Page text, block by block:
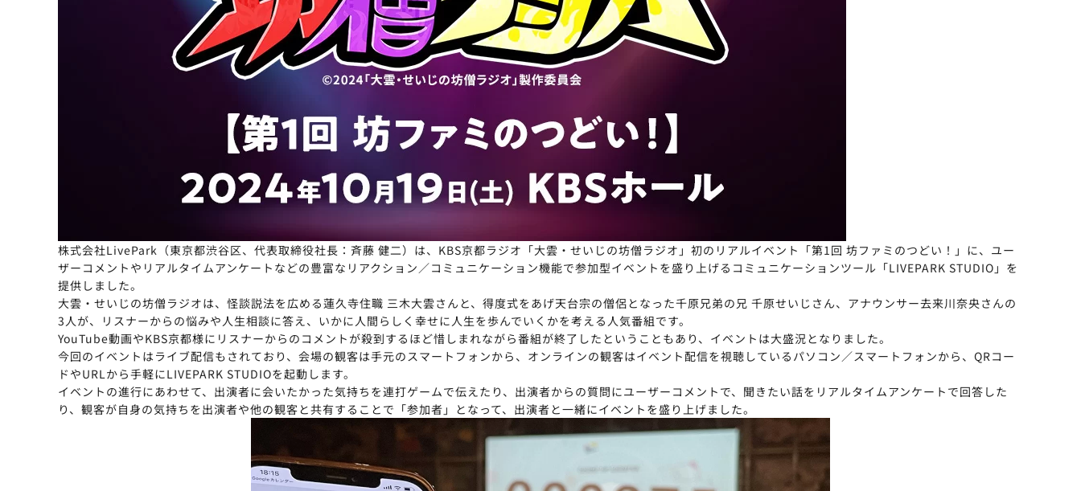
株式会社LivePark（東京都渋谷区、代表取締役社長：斉藤 健二）は、KBS京都ラジオ「大雲・せいじの坊僧ラジオ」初のリアルイベント「第1回 坊ファミのつどい！」に、ユー
ザーコメントやリアルタイムアンケートなどの豊富なリアクション／コミュニケーション機能で参加型イベントを盛り上げるコミュニケーションツール「LIVEPARK STUDIO」を
提供しました。
大雲・せいじの坊僧ラジオは、怪談説法を広める蓮久寺住職 三木大雲さんと、得度式をあげ天台宗の僧侶となった千原兄弟の兄 千原せいじさん、アナウンサー去来川奈央さんの
3人が、リスナーからの悩みや人生相談に答え、いかに人間らしく幸せに人生を歩んでいくかを考える人気番組です。
YouTube動画やKBS京都様にリスナーからのコメントが殺到するほど惜しまれながら番組が終了したということもあり、イベントは大盛況となりました。
今回のイベントはライブ配信もされており、会場の観客は手元のスマートフォンから、オンラインの観客はイベント配信を視聴しているパソコン／スマートフォンから、QRコー
ドやURLから手軽にLIVEPARK STUDIOを起動します。
イベントの進行にあわせて、出演者に会いたかった気持ちを連打ゲームで伝えたり、出演者からの質問にユーザーコメントで、聞きたい話をリアルタイムアンケートで回答した
り、観客が自身の気持ちを出演者や他の観客と共有することで「参加者」となって、出演者と一緒にイベントを盛り上げました。